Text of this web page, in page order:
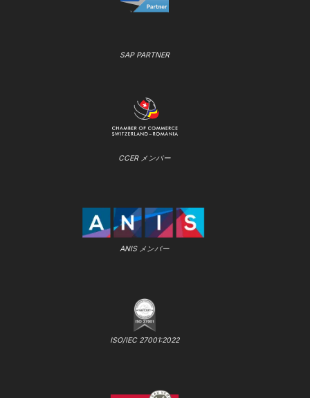
SAP PARTNER
CCER メンバー
ANIS メンバー
ISO/IEC 27001:2022